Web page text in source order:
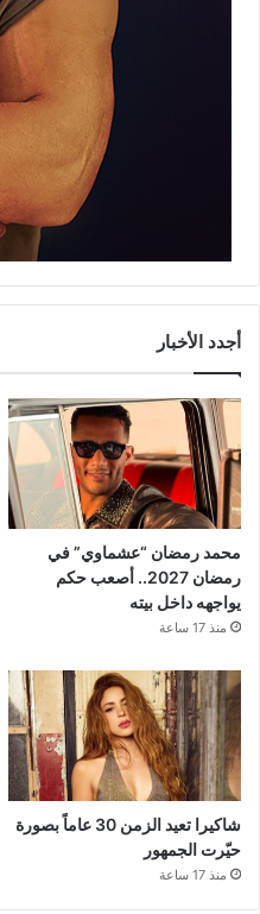
أجدد الأخبار
محمد رمضان “عشماوي” في
رمضان 2027.. أصعب حكم
يواجهه داخل بيته
منذ 17 ساعة
شاكيرا تعيد الزمن 30 عاماً بصورة
حيّرت الجمهور
منذ 17 ساعة